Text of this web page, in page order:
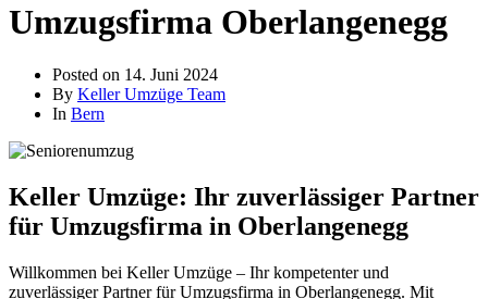
Umzugsfirma Oberlangenegg
Posted on 14. Juni 2024
By Keller Umzüge Team
In Bern
Keller Umzüge: Ihr zuverlässiger Partner
für Umzugsfirma in Oberlangenegg
Willkommen bei Keller Umzüge – Ihr kompetenter und
zuverlässiger Partner für Umzugsfirma in Oberlangenegg. Mit